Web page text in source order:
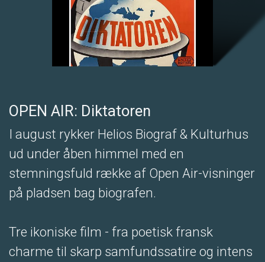
OPEN AIR: Diktatoren
I august rykker Helios Biograf & Kulturhus
ud under åben himmel med en
stemningsfuld række af Open Air-visninger
på pladsen bag biografen.
Tre ikoniske film - fra poetisk fransk
charme til skarp samfundssatire og intens